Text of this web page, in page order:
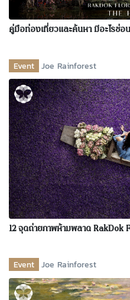
คู่มือท่องเที่ยวและค้นหา มีอะไรซ่อ
Event Joe Rainforest
12 จุดถ่ายภาพห้ามพลาด RakDok
Event Joe Rainforest